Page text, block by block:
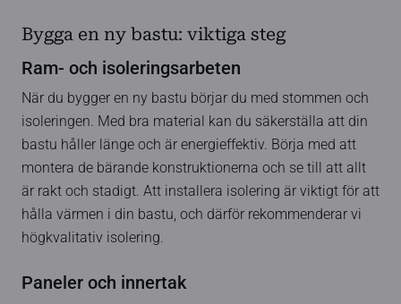
Bygga en ny bastu: viktiga steg
Ram- och isoleringsarbeten
När du bygger en ny bastu börjar du med stommen och
isoleringen. Med bra material kan du säkerställa att din
bastu håller länge och är energieffektiv. Börja med att
montera de bärande konstruktionerna och se till att allt
är rakt och stadigt. Att installera isolering är viktigt för att
hålla värmen i din bastu, och därför rekommenderar vi
högkvalitativ isolering.
Paneler och innertak